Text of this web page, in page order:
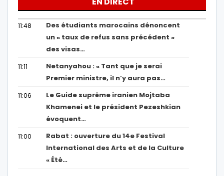
11:48
Des étudiants marocains dénoncent
un « taux de refus sans précédent »
des visas…
11:11
Netanyahou : « Tant que je serai
Premier ministre, il n’y aura pas…
11:06
Le Guide suprême iranien Mojtaba
Khamenei et le président Pezeshkian
évoquent…
11:00
Rabat : ouverture du 14e Festival
International des Arts et de la Culture
« Été…